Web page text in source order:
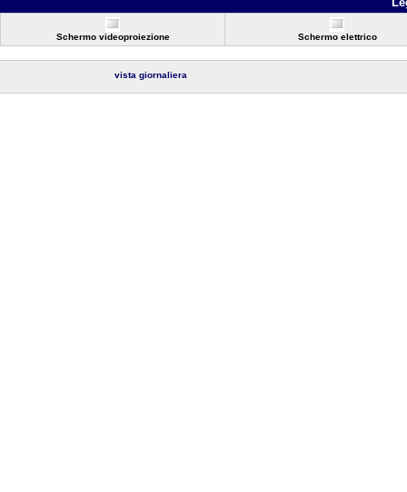
Schermo videoproiezione Schermo elettrico
vista giornaliera